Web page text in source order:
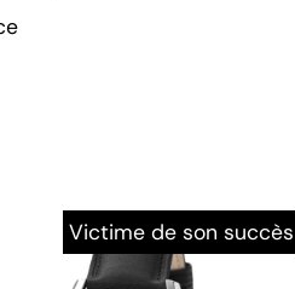
Victime de son succès